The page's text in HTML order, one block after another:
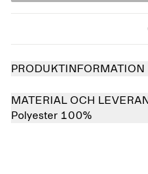
PRODUKTINFORMATION
MATERIAL OCH
Polyester 100%